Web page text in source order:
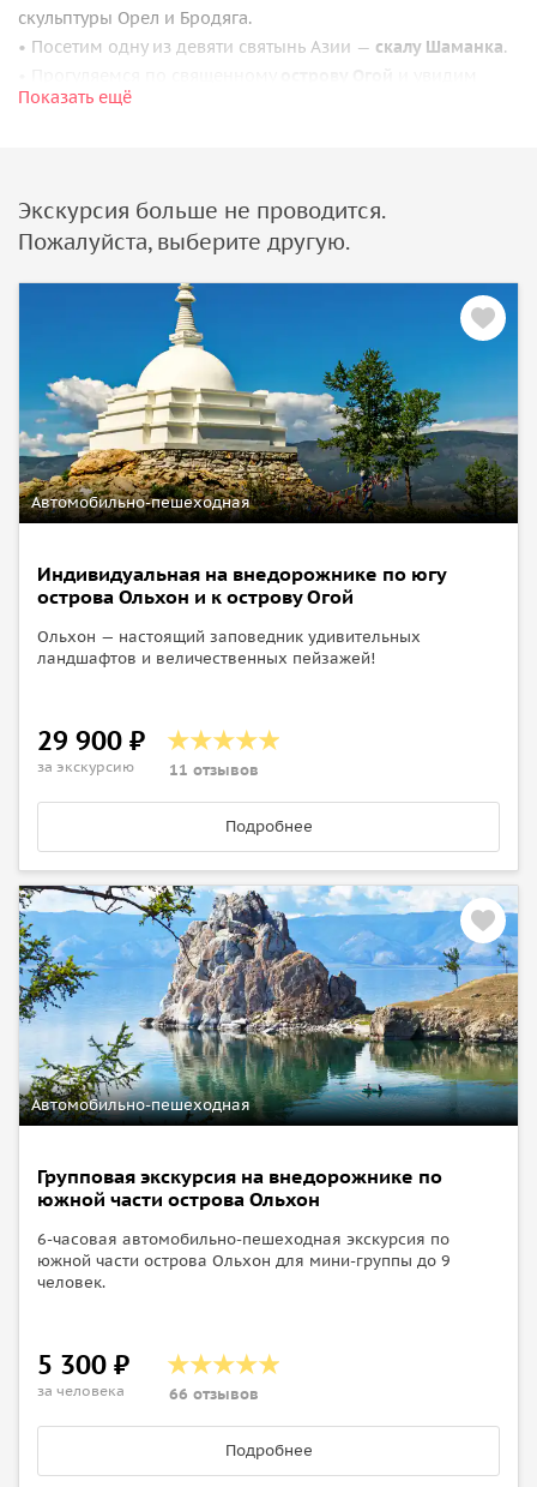
скульптуры Орел и Бродяга.
• Посетим одну из девяти святынь Азии — скалу Шаманка.
буддийскую ступу Просветления.
Обратите внимание:
• В зависимости от погодных условий и ледовой
обстановки экскурсионные поездки на остров Огой и
север острова могут быть проведены во второй либо
• До начала / после окончания работы ледовой
переправы проезд на катере / Хивусе через пролив
Ольхонские Ворота оплачивается наличными на месте
(500 руб./чел. в одну сторону).
Показать ещё
Экскурсия больше не проводится.
Пожалуйста, выберите другую.
Автомобильно-пешеходная
Индивидуальная на внедорожнике по югу
острова Ольхон и к острову Огой
Ольхон — настоящий заповедник удивительных
ландшафтов и величественных пейзажей!
29 900 ₽
за экскурсию 11 отзывов
Подробнее
Автомобильно-пешеходная
Групповая экскурсия на внедорожнике по
южной части острова Ольхон
6-часовая автомобильно-пешеходная экскурсия по
южной части острова Ольхон для мини-группы до 9
человек.
5 300 ₽
за человека 66 отзывов
Подробнее